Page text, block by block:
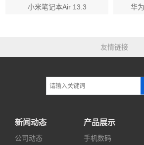
小米笔记本Air 13.3 华
友情链接
新闻动态
公司动态
产品展示
手机数码